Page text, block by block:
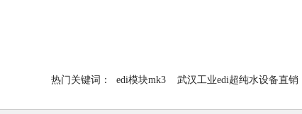
热门关键词： edi模块mk3 武汉工业edi超纯水设备直销